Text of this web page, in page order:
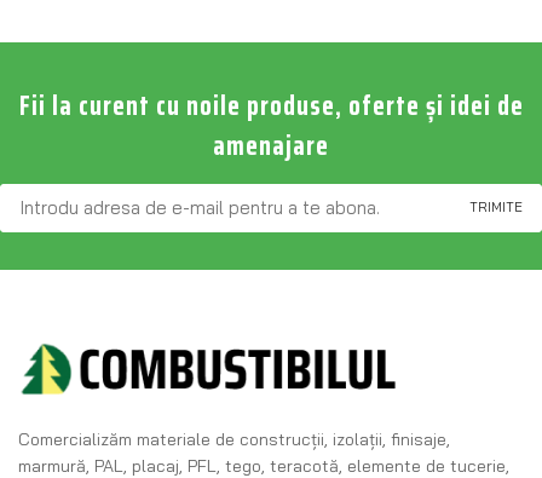
Fii la curent cu noile produse, oferte și idei de
amenajare
Comercializăm materiale de construcţii, izolaţii, finisaje,
marmură, PAL, placaj, PFL, tego, teracotă, elemente de tucerie,